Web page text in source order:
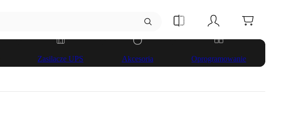
Zasilacze UPS Akcesoria Oprogramowanie